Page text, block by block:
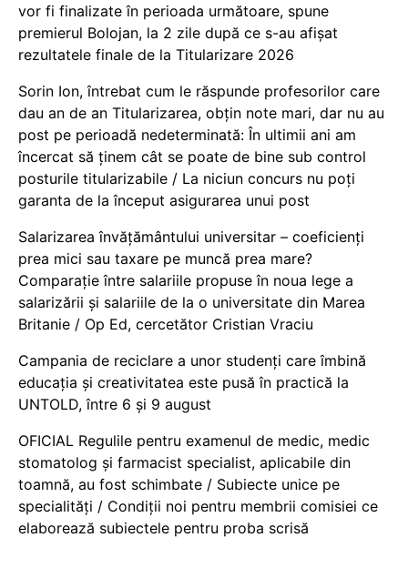
vor fi finalizate în perioada următoare, spune
premierul Bolojan, la 2 zile după ce s-au afișat
rezultatele finale de la Titularizare 2026
Sorin Ion, întrebat cum le răspunde profesorilor care
dau an de an Titularizarea, obțin note mari, dar nu au
post pe perioadă nedeterminată: În ultimii ani am
încercat să ținem cât se poate de bine sub control
posturile titularizabile / La niciun concurs nu poți
garanta de la început asigurarea unui post
Salarizarea învățământului universitar – coeficienți
prea mici sau taxare pe muncă prea mare?
Comparație între salariile propuse în noua lege a
salarizării și salariile de la o universitate din Marea
Britanie / Op Ed, cercetător Cristian Vraciu
Campania de reciclare a unor studenți care îmbină
educația și creativitatea este pusă în practică la
UNTOLD, între 6 și 9 august
OFICIAL Regulile pentru examenul de medic, medic
stomatolog și farmacist specialist, aplicabile din
toamnă, au fost schimbate / Subiecte unice pe
specialități / Condiții noi pentru membrii comisiei ce
elaborează subiectele pentru proba scrisă